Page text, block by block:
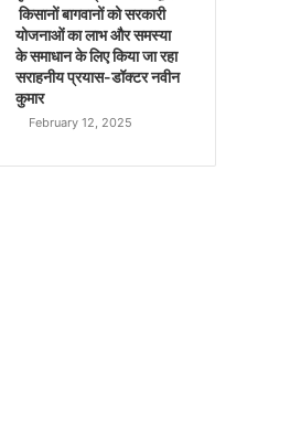
किसानों बागवानों को सरकारी
योजनाओं का लाभ और समस्या
के समाधान के लिए किया जा रहा
सराहनीय प्रयास-डॉक्टर नवीन
कुमार
February 12, 2025